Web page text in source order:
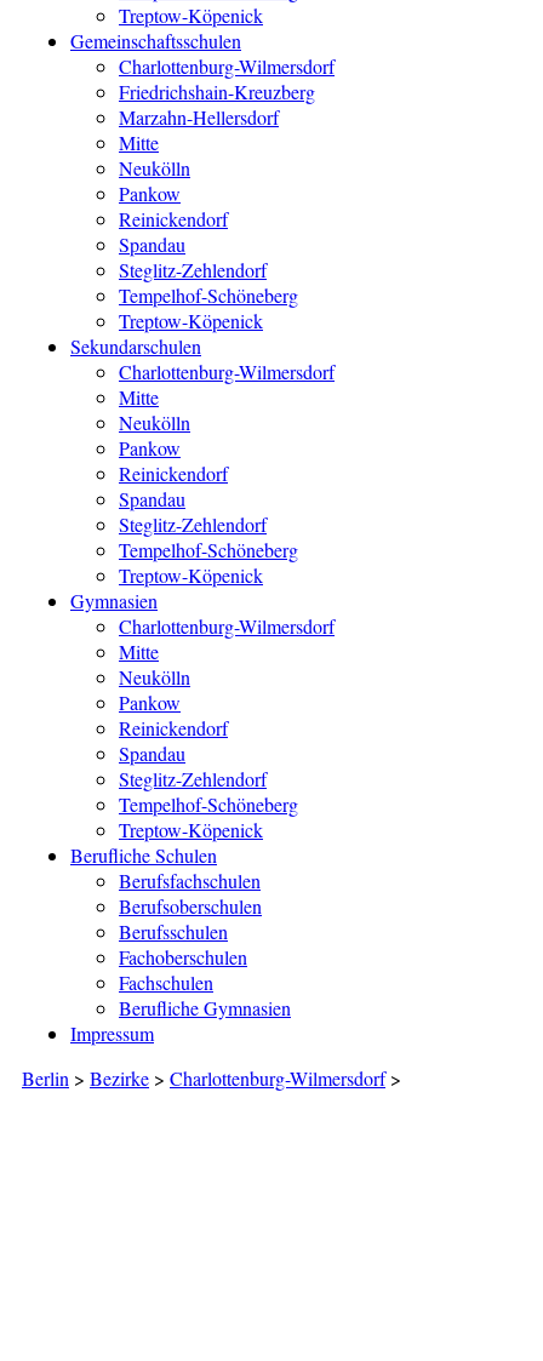
Treptow-Köpenick
Gemeinschaftsschulen
Charlottenburg-Wilmersdorf
Friedrichshain-Kreuzberg
Marzahn-Hellersdorf
Mitte
Neukölln
Pankow
Reinickendorf
Spandau
Steglitz-Zehlendorf
Tempelhof-Schöneberg
Treptow-Köpenick
Sekundarschulen
Charlottenburg-Wilmersdorf
Mitte
Neukölln
Pankow
Reinickendorf
Spandau
Steglitz-Zehlendorf
Tempelhof-Schöneberg
Treptow-Köpenick
Gymnasien
Charlottenburg-Wilmersdorf
Mitte
Neukölln
Pankow
Reinickendorf
Spandau
Steglitz-Zehlendorf
Tempelhof-Schöneberg
Treptow-Köpenick
Berufliche Schulen
Berufsfachschulen
Berufsoberschulen
Berufsschulen
Fachoberschulen
Fachschulen
Berufliche Gymnasien
Impressum
Berlin > Bezirke > Charlottenburg-Wilmersdorf>